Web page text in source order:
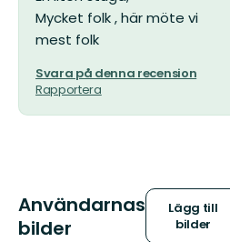
Mycket folk , här möte vi
mest folk
Svara på denna recension
Rapportera
Användarnas
bilder
Lägg till
bilder